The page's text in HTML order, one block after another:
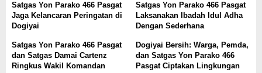
Satgas Yon Parako 466 Pasgat
Jaga Kelancaran Peringatan di
Dogiyai
Satgas Yon Parako 466 Pasgat
Laksanakan Ibadah Idul Adha
Dengan Sederhana
Satgas Yon Parako 466 Pasgat
dan Satgas Damai Cartenz
Ringkus Wakil Komandan
Dogiyai Bersih: Warga, Pemda,
dan Satgas Yon Parako 466
Pasgat Ciptakan Lingkungan